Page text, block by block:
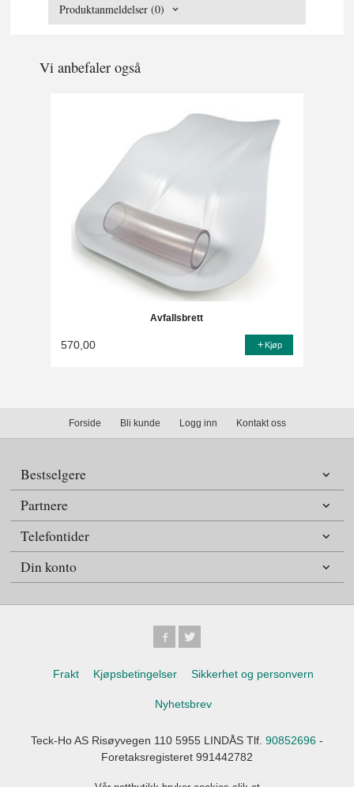
Produktanmeldelser (0)
Vi anbefaler også
Avfallsbrett
570,00 Kjøp
Forside Bli kunde Logg inn Kontakt oss
Bestselgere
Partnere
Telefontider
Din konto
Frakt Kjøpsbetingelser Sikkerhet og personvern
Nyhetsbrev
Teck-Ho AS Risøyvegen 110 5955 LINDÅS Tlf. 90852696 -
Foretaksregisteret 991442782